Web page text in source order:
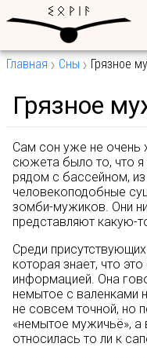
Главная Сны Грязное
Грязное
Сам сон уже не
сюжета было то, что
рядом с бассейном,
человекоподобные
зомби-мужиков. Они
представляют какую-
Среди
которая знает, что
информацией. Она
немытое с валенками
не совсем точной, но
«немытое мужичьё», а
относилась то ли к